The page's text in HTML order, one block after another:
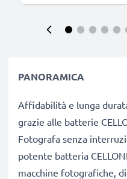
PANORAMICA
Affidabilità e lunga
grazie alle batterie
Fotografa senza
potente batteria
macchine fotografiche,